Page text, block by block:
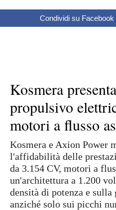
Condividi su Facebook
Kosmera
propulsivo
motori a flusso
Kosmera e Axion Power
l'affidabilità delle
da 3.154 CV, motori a
un'architettura a 1.200
densità di potenza e sulla
anziché solo sui picchi